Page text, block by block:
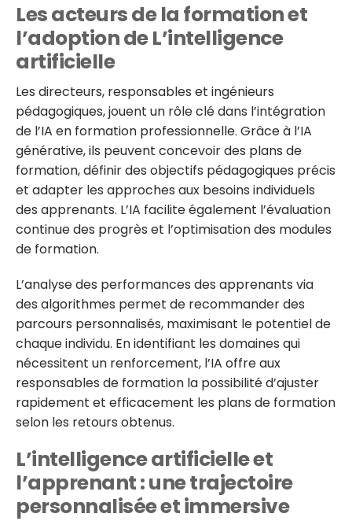
Les acteurs de la formation et
l’adoption de L’intelligence
artificielle
Les directeurs, responsables et ingénieurs
pédagogiques, jouent un rôle clé dans l’intégration
de l’IA en formation professionnelle. Grâce à l’IA
générative, ils peuvent concevoir des plans de
formation, définir des objectifs pédagogiques précis
et adapter les approches aux besoins individuels
des apprenants. L’IA facilite également l’évaluation
continue des progrès et l’optimisation des modules
de formation.
L’analyse des performances des apprenants via
des algorithmes permet de recommander des
parcours personnalisés, maximisant le potentiel de
chaque individu. En identifiant les domaines qui
nécessitent un renforcement, l’IA offre aux
responsables de formation la possibilité d’ajuster
rapidement et efficacement les plans de formation
selon les retours obtenus.
L’intelligence artificielle et
l’apprenant : une trajectoire
personnalisée et immersive